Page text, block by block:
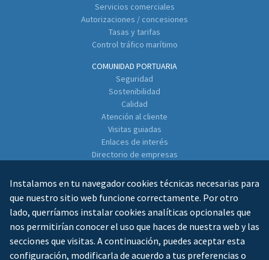
Instalamos en tu navegador cookies técnicas necesarias para
que nuestro sitio web funcione correctamente. Por otro
lado, querríamos instalar cookies analíticas opcionales que
nos permitirían conocer el uso que haces de nuestra web y las
secciones que visitas. A continuación, puedes aceptar esta
configuración, modificarla de acuerdo a tus preferencias o
Servicios comerciales
Autorizaciones / concesiones
Tasas y tarifas
Control tráfico marítimo
COMUNIDAD PORTUARIA
Seguridad
Sostenibilidad
Calidad
Atención al cliente
Visitas guiadas
Enlaces de interés
Directorio de empresas